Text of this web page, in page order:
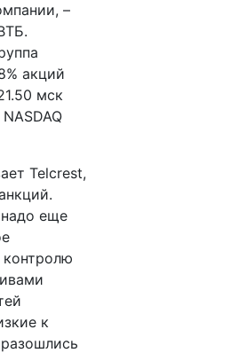
–
акций
мск
Telcrest,
еще
к